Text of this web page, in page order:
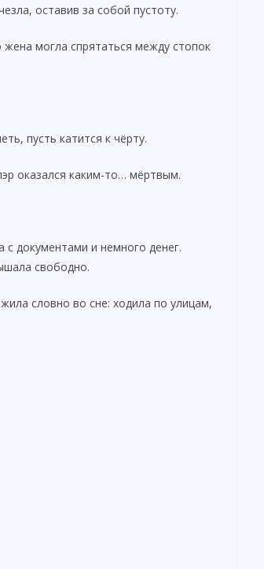
оставив за собой пустоту.
могла спрятаться между стопок
пусть катится к чёрту.
оказался каким-то… мёртвым.
документами и немного денег.
свободно.
словно во сне: ходила по улицам,